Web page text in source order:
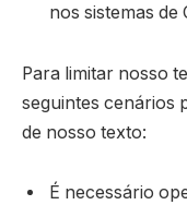
nos sistemas
Para limitar nosso
seguintes cenários
de nosso texto:
É necessário